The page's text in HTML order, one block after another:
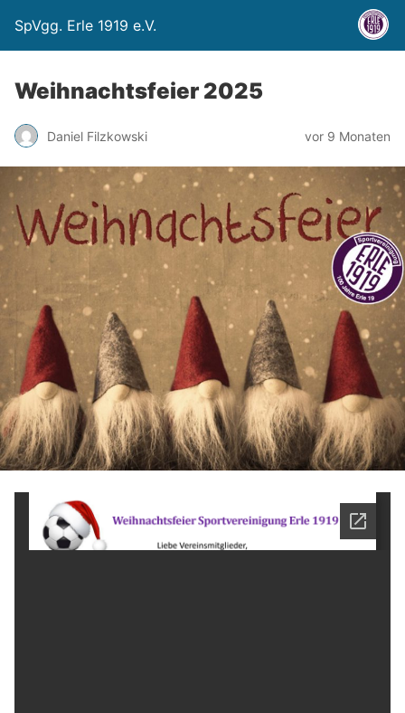
SpVgg. Erle 1919 e.V.
Weihnachtsfeier 2025
Daniel Filzkowski vor 9 Monaten